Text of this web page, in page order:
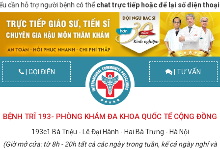
hỗ trợ người bệnh có thểchat trực tiếp hoặc để lại số điện thoạiđể
| GỌI ĐIỆN | TƯ VẤN
BỆNH TRĨ 193- PHÒNG KHÁM ĐA KHOA QUỐC TẾ CỘNG ĐỒNG
193c1 Bà Triệu - Lê Đại Hành - Hai Bà Trưng - Hà Nội
(Giờ mở cửa: từ 8h - 20h tất cả các ngày trong tuần, kể cả ngày nghỉ và